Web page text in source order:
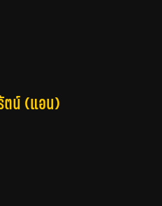
น์ (แอน)